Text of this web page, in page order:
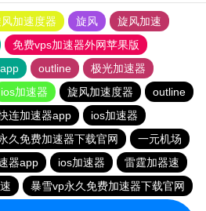
加速度器 旋风
旋风加速
免费vps加速器外网苹果版
outline
极光加速器
ios加速器 旋风加速度器
outline
连加速器app
ios加速器
久免费加速器下载官网
一元机场
器app ios加速器
雷霆加器速
暴雪vp永久免费加速器下载官网